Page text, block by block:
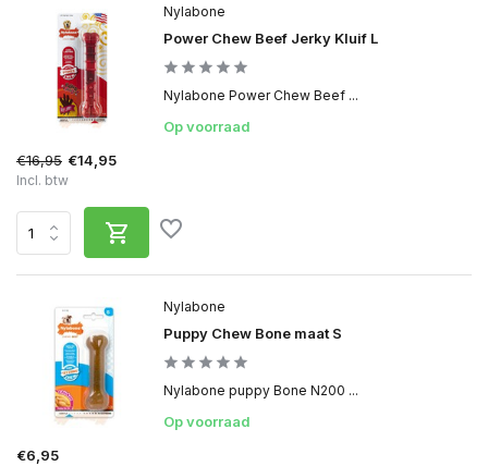
Nylabone
Puppy Chew Bone maat S
Nylabone puppy Bone N200 ...
Op voorraad
€6,95
Nylabone
Power Chew Beef Jerky Kluif L
Nylabone Power Chew Beef ...
Op voorraad
€16,95 €14,95
Incl. btw